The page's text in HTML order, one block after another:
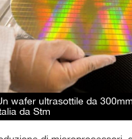
wafer ultrasottile da
da Stm